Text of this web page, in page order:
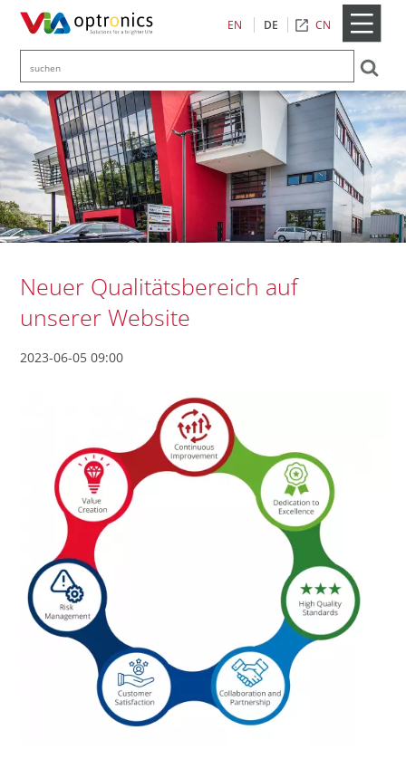
EN DE CN
Neuer Qualitätsbereich auf
unserer Website
2023-06-05 09:00